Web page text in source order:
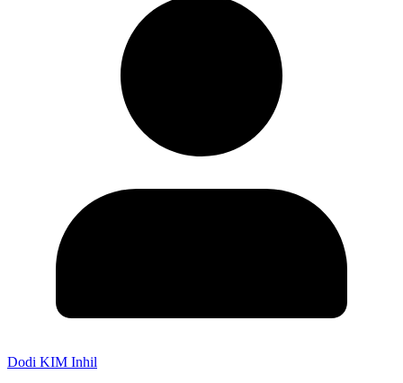
Dodi KIM Inhil